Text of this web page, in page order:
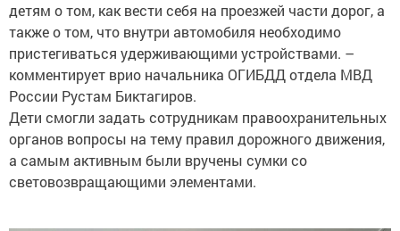
детям о том, как вести себя на проезжей части дорог, а
также о том, что внутри автомобиля необходимо
пристегиваться удерживающими устройствами. –
комментирует врио начальника ОГИБДД отдела МВД
России Рустам Биктагиров.
Дети смогли задать сотрудникам правоохранительных
органов вопросы на тему правил дорожного движения,
а самым активным были вручены сумки со
световозвращающими элементами.